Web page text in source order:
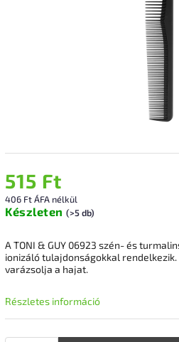
515 Ft
406 Ft ÁFA nélkül
Készleten (>5 db)
A TONI & GUY 06923 szén- és
ionizáló tulajdonságokkal rendelkezik.
varázsolja a hajat.
Részletes információ